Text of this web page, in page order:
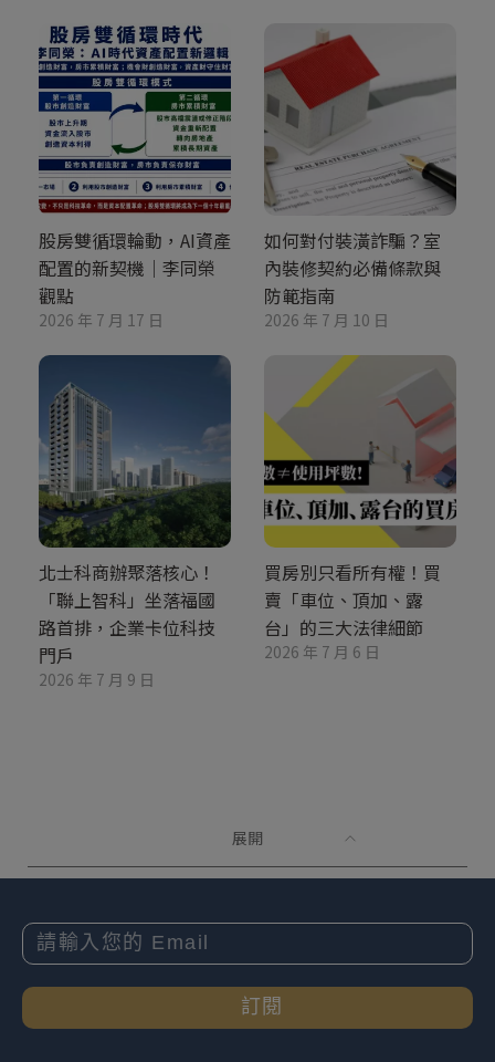
股房雙循環輪動，AI資產
配置的新契機｜李同榮
觀點
2026 年 7 月 17 日
如何對付裝潢詐騙？室
內裝修契約必備條款與
防範指南
2026 年 7 月 10 日
北士科商辦聚落核心！
「聯上智科」坐落福國
路首排，企業卡位科技
門戶
2026 年 7 月 9 日
買房別只看所有權！買
賣「車位、頂加、露
台」的三大法律細節
2026 年 7 月 6 日
展開
訂閱